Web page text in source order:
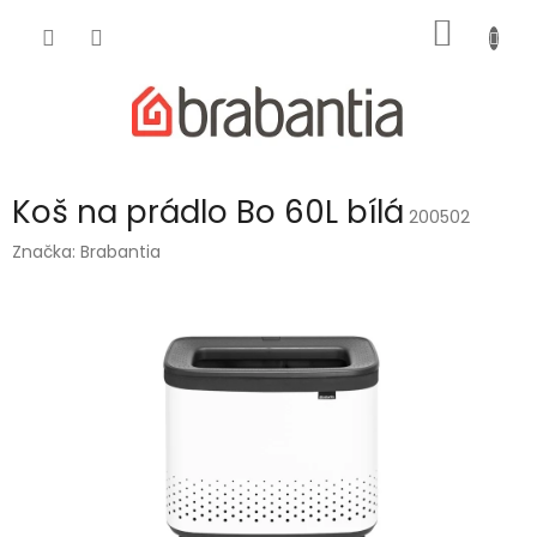
KOŠÍK
Koš na prádlo Bo 60L bílá 200502
Značka: Brabantia